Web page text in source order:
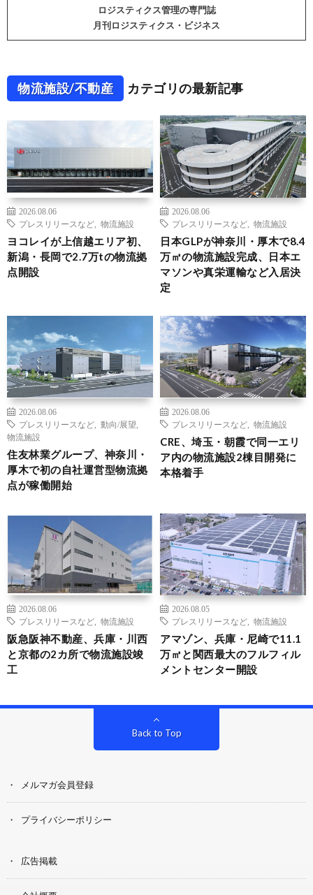
ロジスティクス管理の専門誌
月刊ロジスティクス・ビジネス
物流施設/不動産 カテゴリの最新記事
2026.08.06
プレスリリースなど
物流施設
ヨコレイが上信越エリア初、
新潟・長岡で2.7万tの物流拠
点開設
2026.08.06
プレスリリースなど
物流施設
日本GLPが神奈川・厚木で8.4
万㎡の物流施設完成、日本エ
マソンや真栄運輸など入居決
定
2026.08.06
プレスリリースなど
動向/展望
物流施設
住友林業グループ、神奈川・
厚木で初の自社運営型物流拠
点が稼働開始
2026.08.06
プレスリリースなど
物流施設
CRE、埼玉・朝霞で同一エリ
ア内の物流施設2棟目開発に
本格着手
2026.08.06
プレスリリースなど
物流施設
阪急阪神不動産、兵庫・川西
と京都の2カ所で物流施設竣
工
2026.08.05
プレスリリースなど
物流施設
アマゾン、兵庫・尼崎で11.1
万㎡と関西最大のフルフィル
メントセンター開設
Back to Top
メルマガ会員登録
プライバシーポリシー
広告掲載